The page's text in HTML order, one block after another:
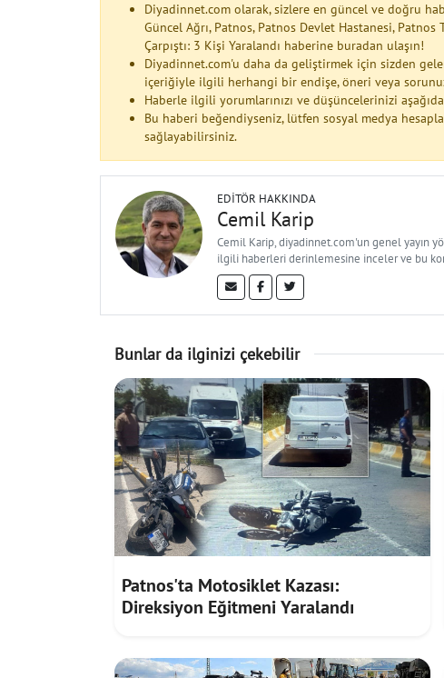
Diyadinnet.com olarak, sizlere en güncel ve doğru
Güncel Ağrı, Patnos, Patnos Devlet Hastanesi,
Çarpıştı: 3 Kişi Yaralandı haberine buradan ulaşın!
Diyadinnet.com'u daha da geliştirmek için sizden
içeriğiyle ilgili herhangi bir endişe, öneri veya
Haberle ilgili yorumlarınızı ve düşüncelerinizi
Bu haberi beğendiyseniz, lütfen sosyal medya
sağlayabilirsiniz.
EDITÖR HAKKINDA
Cemil Karip
Cemil Karip, diyadinnet.com'un genel yayın
ilgili haberleri derinlemesine inceler ve bu
Bunlar da ilginizi çekebilir
Patnos'ta Motosiklet Kazası:
Direksiyon Eğitmeni Yaralandı